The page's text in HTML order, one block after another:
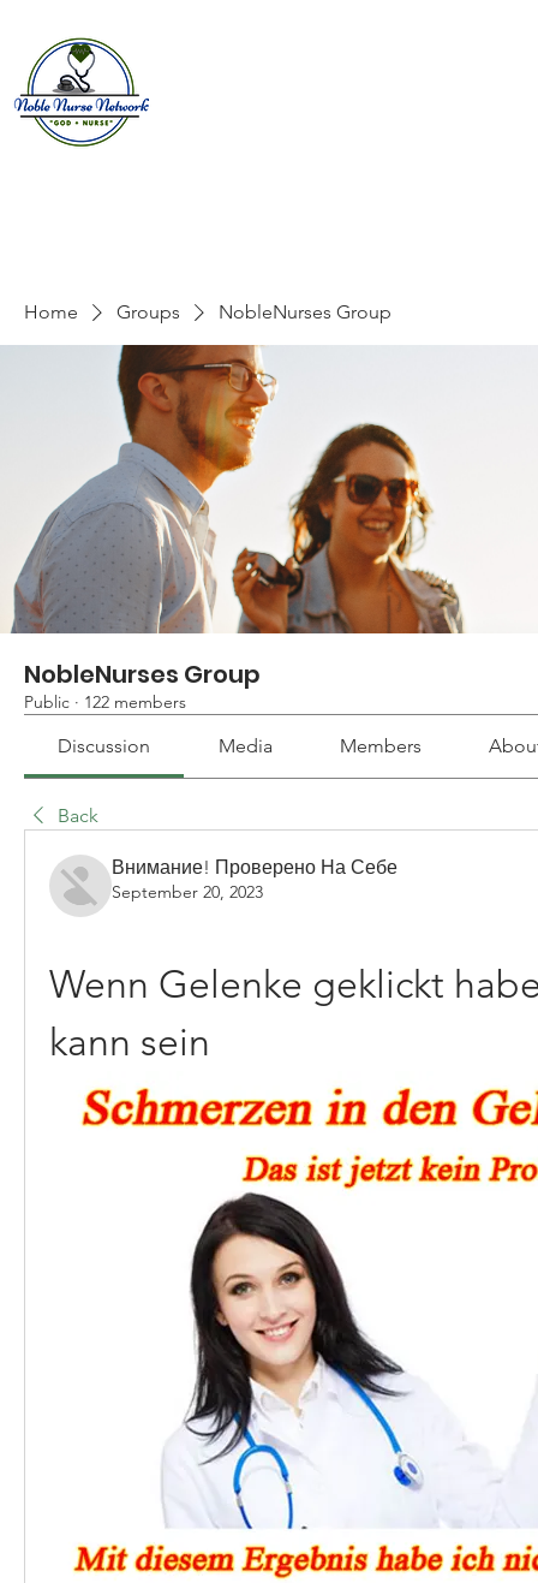
Home Groups NobleNurses Group
NobleNurses Group
Public · 122 members
Discussion Media Members
Back
Внимание! Проверено На Себе
September 20, 2023
Wenn Gelenke geklickt
kann sein